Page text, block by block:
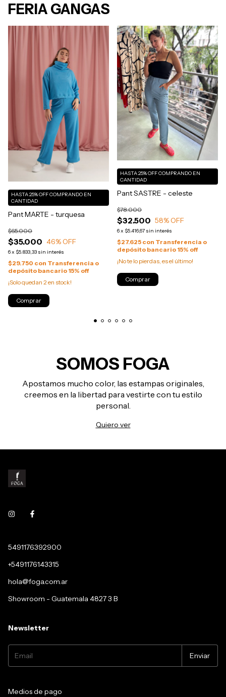
FERIA GANGAS
Pant MARTE - turquesa
$35.000
$65.000
46% OFF
6x $5.833,33 sin interés
HASTA 25% OFFCOMPRANDO EN
CANTIDAD
$29.750 con Transferencia o
depósito bancario 15% off
¡Solo quedan 2 en stock!
Comprar
Pant SASTRE - celeste
$32.500
$78.000
58% OFF
6x $5.416,67 sin interés
HASTA 25% OFFCOMPRANDO EN
CANTIDAD
$27.625 con Transferencia o
depósito bancario 15% off
¡No te lo pierdas, es el último!
Comprar
SOMOS FOGA
Apostamos mucho color, las estampas originales,
creemos en la libertad para vestirte con tu estilo
personal.
Quiero ver
5491176392900
+5491176143315
hola@foga.com.ar
Showroom - Guatemala 4827 3 B
Newsletter
Medios de pago